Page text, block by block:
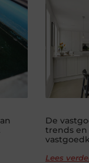
De
trends en
Lees